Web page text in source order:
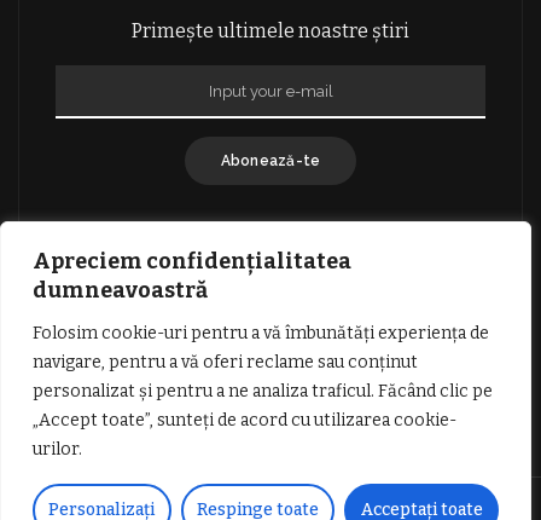
Apreciem confidențialitatea
dumneavoastră
Folosim cookie-uri pentru a vă îmbunătăți experiența de
navigare, pentru a vă oferi reclame sau conținut
personalizat și pentru a ne analiza traficul. Făcând clic pe
„Accept toate”, sunteți de acord cu utilizarea cookie-
urilor.
Personalizați Respinge toate Acceptați toate
Primește ultimele noastre știri
Abonează-te
TERMENI SI CONDITII DE UTILIZARE
INFORMATII DESPRE COOKIES
DESPRE NOI
PUBLICITATE
© Copyright Vocea Vâlcii | Toate drepturile rezervate | Site creat cu